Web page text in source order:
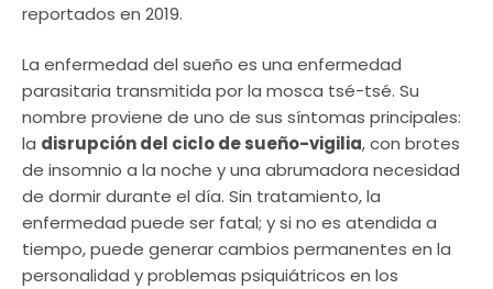
reportados en 2019.
La enfermedad del sueño es una enfermedad
parasitaria transmitida por la mosca tsé-tsé. Su
nombre proviene de uno de sus síntomas principales:
la disrupción del ciclo de sueño-vigilia, con brotes
de insomnio a la noche y una abrumadora necesidad
de dormir durante el día. Sin tratamiento, la
enfermedad puede ser fatal; y si no es atendida a
tiempo, puede generar cambios permanentes en la
personalidad y problemas psiquiátricos en los